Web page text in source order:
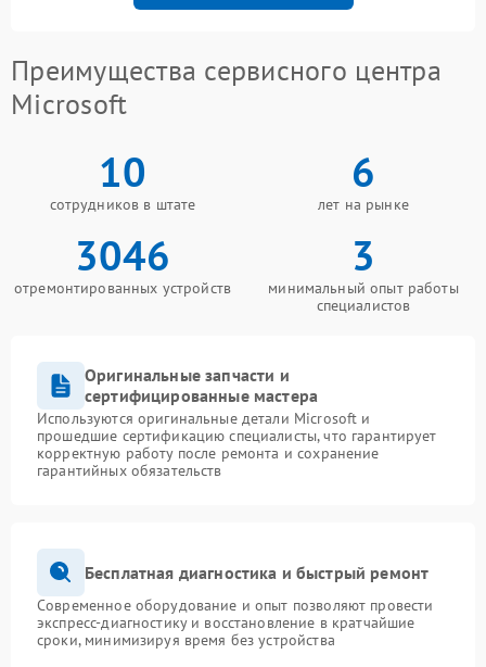
Преимущества сервисного центра
Microsoft
10
сотрудников в штате
6
лет на рынке
3046
отремонтированных устройств
3
минимальный опыт работы
специалистов
Оригинальные запчасти и
сертифицированные мастера
Используются оригинальные детали Microsoft и
прошедшие сертификацию специалисты, что гарантирует
корректную работу после ремонта и сохранение
гарантийных обязательств
Бесплатная диагностика и быстрый ремонт
Современное оборудование и опыт позволяют провести
экспресс-диагностику и восстановление в кратчайшие
сроки, минимизируя время без устройства